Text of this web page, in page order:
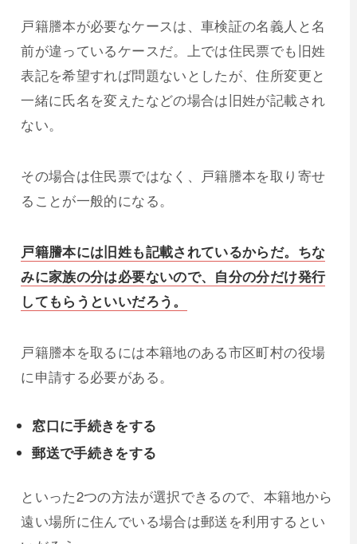
戸籍謄本が必要なケースは、車検証の名義人と名
前が違っているケースだ。上では住民票でも旧姓
表記を希望すれば問題ないとしたが、住所変更と
一緒に氏名を変えたなどの場合は旧姓が記載され
ない。
その場合は住民票ではなく、戸籍謄本を取り寄せ
ることが一般的になる。
戸籍謄本には旧姓も記載されているからだ。ちな
みに家族の分は必要ないので、自分の分だけ発行
してもらうといいだろう。
戸籍謄本を取るには本籍地のある市区町村の役場
に申請する必要がある。
窓口に手続きをする
郵送で手続きをする
といった2つの方法が選択できるので、本籍地から
遠い場所に住んでいる場合は郵送を利用するとい